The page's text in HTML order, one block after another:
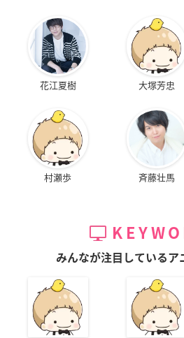
花江夏樹 大塚芳忠
村瀬歩 斉藤壮馬
みんなが注目しているア